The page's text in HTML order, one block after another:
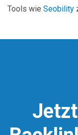
Tools wie Seobility